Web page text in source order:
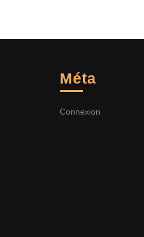
Méta
Connexion